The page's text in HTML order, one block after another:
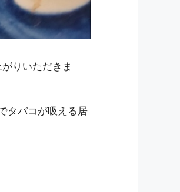
りいただきま
タバコが吸える居